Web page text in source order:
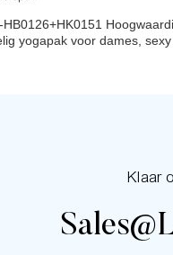
HB0126+HK0151
yogapak voor dames,
Klaar